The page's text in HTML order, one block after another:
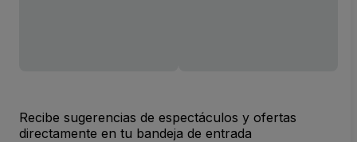
Recibe sugerencias de espectáculos y ofertas
directamente en tu bandeja de entrada